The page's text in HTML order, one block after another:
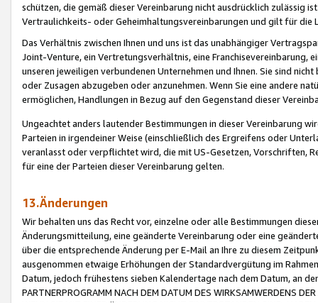
schützen, die gemäß dieser Vereinbarung nicht ausdrücklich zulässig
Vertraulichkeits- oder Geheimhaltungsvereinbarungen und gilt für die
Das Verhältnis zwischen Ihnen und uns ist das unabhängiger
Joint-Venture, ein Vertretungsverhältnis, eine Franchisevereinbarung,
unseren jeweiligen verbundenen Unternehmen und Ihnen. Sie sind
oder Zusagen abzugeben oder anzunehmen. Wenn Sie eine andere
ermöglichen, Handlungen in Bezug auf den Gegenstand dieser
Ungeachtet anders lautender Bestimmungen in dieser Vereinbarung
Parteien in irgendeiner Weise (einschließlich des Ergreifens oder
veranlasst oder verpflichtet wird, die mit US-Gesetzen, Vorschriften,
für eine der Parteien dieser Vereinbarung gelten.
13.Änderungen
Wir behalten uns das Recht vor, einzelne oder alle Bestimmungen
Änderungsmitteilung, eine geänderte Vereinbarung oder eine
über die entsprechende Änderung per E-Mail an Ihre zu diesem
ausgenommen etwaige Erhöhungen der Standardvergütung im
Datum, jedoch frühestens sieben Kalendertage nach dem Datum, an
PARTNERPROGRAMM NACH DEM DATUM DES WIRKSAMWERDENS